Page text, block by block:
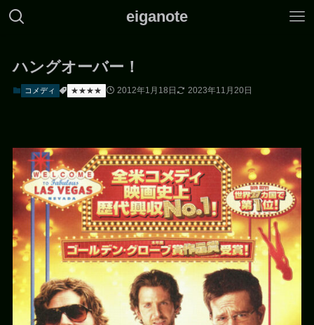
eiganote
ハングオーバー！
コメディ ★★★★ 2012年1月18日 2023年11月20日